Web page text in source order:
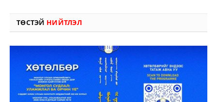
ТӨСТЭЙ НИЙТЛЭЛ